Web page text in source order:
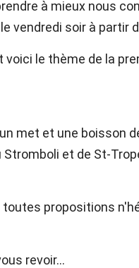
à mieux nous
vendredi soir à partir
le thème de la
met et une boisson
et de St-
propositions
revoir...